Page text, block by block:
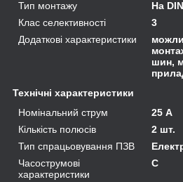
Тип монтажу
На
Клас селективності
3
Додаткові характеристики
шин,
Технічні характеристики
Номінальний струм
25 А
Кількість полюсів
2 шт.
Тип спрацьовування ПЗВ
Часострумові
характеристики
C